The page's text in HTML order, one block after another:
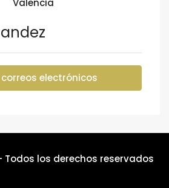
correos electrónicos
- Todos los derechos reservados